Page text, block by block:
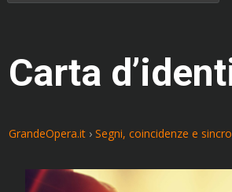
Carta
GrandeOpera.it ›Segni, coincidenze e